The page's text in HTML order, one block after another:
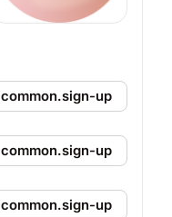
common.sign-up
common.sign-up
common.sign-up